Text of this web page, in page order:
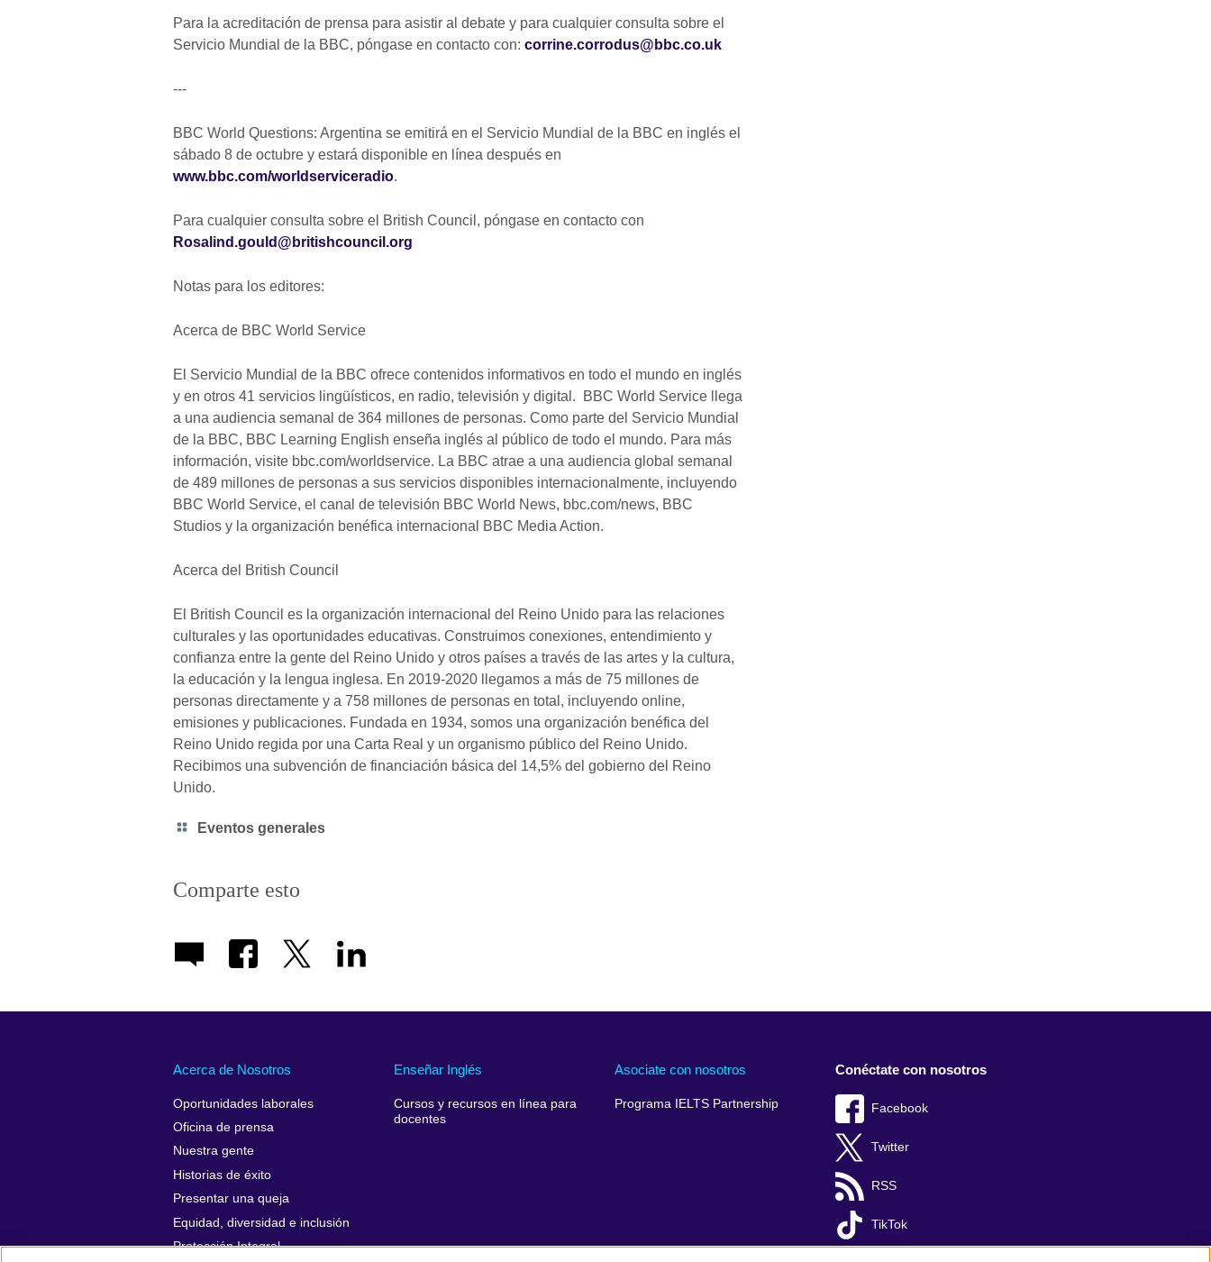
Para la acreditación de prensa para asistir al debate y para cualquier consulta sobre el
Servicio Mundial de la BBC, póngase en contacto con: corrine.corrodus@bbc.co.uk
---
BBC World Questions: Argentina se emitirá en el Servicio Mundial de la BBC en inglés el
sábado 8 de octubre y estará disponible en línea después en
www.bbc.com/worldserviceradio.
Para cualquier consulta sobre el British Council, póngase en contacto con
Rosalind.gould@britishcouncil.org
Notas para los editores:
Acerca de BBC World Service
El Servicio Mundial de la BBC ofrece contenidos informativos en todo el mundo en inglés
y en otros 41 servicios lingüísticos, en radio, televisión y digital. BBC World Service llega
a una audiencia semanal de 364 millones de personas. Como parte del Servicio Mundial
de la BBC, BBC Learning English enseña inglés al público de todo el mundo. Para más
información, visite bbc.com/worldservice. La BBC atrae a una audiencia global semanal
de 489 millones de personas a sus servicios disponibles internacionalmente, incluyendo
BBC World Service, el canal de televisión BBC World News, bbc.com/news, BBC
Studios y la organización benéfica internacional BBC Media Action.
Acerca del British Council
El British Council es la organización internacional del Reino Unido para las relaciones
culturales y las oportunidades educativas. Construimos conexiones, entendimiento y
confianza entre la gente del Reino Unido y otros países a través de las artes y la cultura,
la educación y la lengua inglesa. En 2019-2020 llegamos a más de 75 millones de
personas directamente y a 758 millones de personas en total, incluyendo online,
emisiones y publicaciones. Fundada en 1934, somos una organización benéfica del
Reino Unido regida por una Carta Real y un organismo público del Reino Unido.
Recibimos una subvención de financiación básica del 14,5% del gobierno del Reino
Unido.
Category
Eventos generales
Comparte esto
Acerca de Nosotros
Oportunidades laborales
Oficina de prensa
Nuestra gente
Historias de éxito
Presentar una queja
Equidad, diversidad e inclusión
Protección Integral
Enseñar Inglés
Cursos y recursos en línea para
docentes
Asociate con nosotros
Programa IELTS Partnership
Conéctate con nosotros
Facebook
Twitter
RSS
TikTok